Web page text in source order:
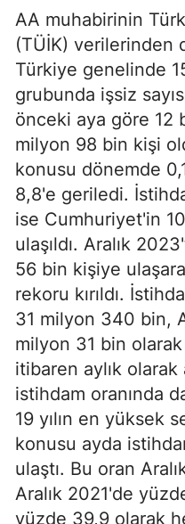
AA muhabirinin
(TÜİK) verilerinden
Türkiye genelinde
grubunda işsiz
önceki aya göre 12
milyon 98 bin kişi
konusu dönemde
8,8'e geriledi.
ise Cumhuriyet'in
ulaşıldı. Aralık
56 bin kişiye
rekoru kırıldı.
31 milyon 340 bin,
milyon 31 bin
itibaren aylık olarak
istihdam oranında
19 yılın en yüksek
konusu ayda
ulaştı. Bu oran
Aralık 2021'de
yüzde 39,9 olarak